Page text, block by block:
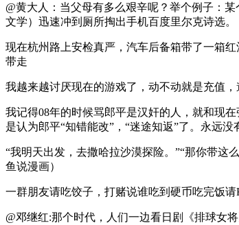
@黄大人：当父母有多么艰辛呢？举个例子：
文学）迅速冲到厕所掏出手机百度里尔克诗选。
现在杭州路上安检真严，汽车后备箱带了一箱
带走
我越来越讨厌现在的游戏了，动不动就是充值
我记得08年的时候骂郎平是汉奸的人，就和现
是认为郎平“知错能改”，“迷途知返”了。永远
“我明天出发，去撒哈拉沙漠探险。”“那你带
鱼说漫画）
一群朋友请吃饺子，打赌说谁吃到硬币吃完饭
@邓继红:那个时代，人们一边看日剧《排球女